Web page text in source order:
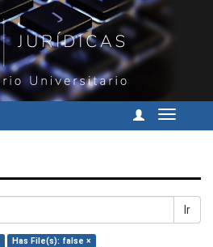
Cambiar
Ir
Has File(s): false ×